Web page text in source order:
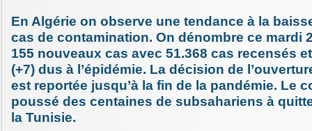
En Algérie on observe une tendance à la
cas de contamination. On dénombre ce mardi
155 nouveaux cas avec 51.368 cas recensés
(+7) dus à l’épidémie. La décision de
est reportée jusqu’à la fin de la pandémie. Le
poussé des centaines de subsahariens à
la Tunisie.